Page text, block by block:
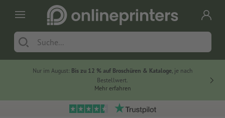
Nur im August: Bis zu 12 % auf Broschüren & Kataloge, je nach
Bestellwert.
Mehr erfahren